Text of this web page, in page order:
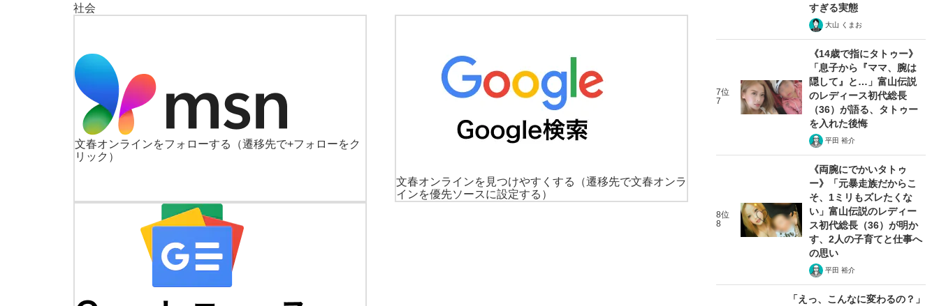
社会
文春オンラインをフォローする
（遷移先で+フォローをク
リック）
文春オンラインを見つけやすくする
（遷移先で文春オンラ
インを優先ソースに設定する）
すぎる実態
大山 くまお
7位
7
《14歳で指にタトゥー》
「息子から『ママ、腕は
隠して』と…」富山伝説
のレディース初代総長
（36）が語る、タトゥー
を入れた後悔
平田 裕介
8位
8
《両腕にでかいタトゥ
ー》「元暴走族だからこ
そ、1ミリもズレたくな
い」富山伝説のレディー
ス初代総長（36）が明か
す、2人の子育てと仕事へ
の思い
平田 裕介
「えっ、こんなに変わるの？」